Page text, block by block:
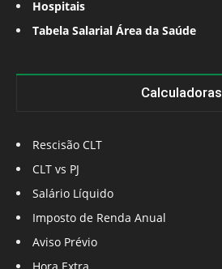
Hospitais
Tabela Salarial Área da Saúde
Calculadoras
Rescisão CLT
CLT vs PJ
Salário Líquido
Imposto de Renda Anual
Aviso Prévio